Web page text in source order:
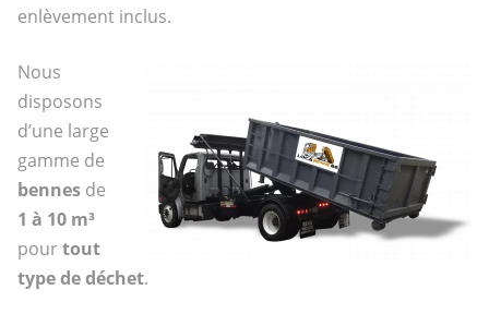
enlèvement inclus.
Nous
disposons
d’une large
gamme de
bennes de
1 à 10 m³
pourtout
type de déchet.